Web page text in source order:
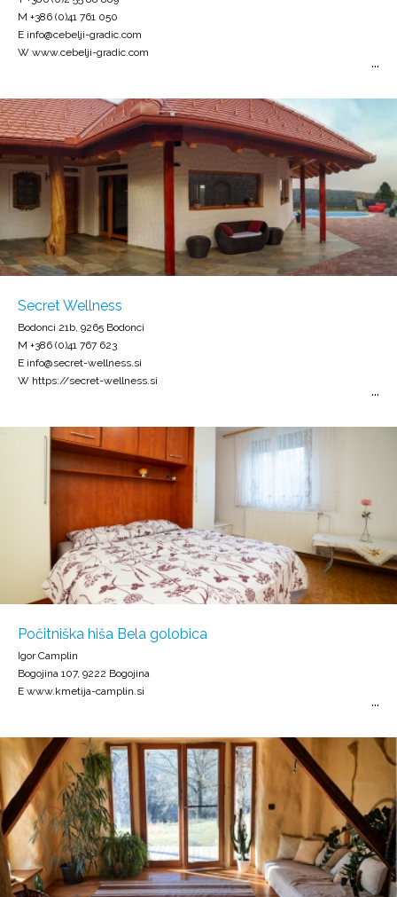
M +386 (0)41 761 050
E info@cebelji-gradic.com
W www.cebelji-gradic.com
Secret Wellness
Bodonci 21b, 9265 Bodonci
M +386 (0)41 767 623
E info@secret-wellness.si
W https://secret-wellness.si
Počitniška hiša Bela golobica
Igor Camplin
Bogojina 107, 9222 Bogojina
E www.kmetija-camplin.si